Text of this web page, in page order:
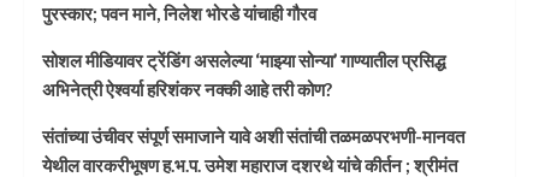
पुरस्कार; पवन माने, निलेश भोरडे यांचाही गौरव
सोशल मीडियावर ट्रेंडिंग असलेल्या ‘माझ्या सोन्या’ गाण्यातील प्रसिद्ध
अभिनेत्री ऐश्वर्या हरिशंकर नक्की आहे तरी कोण?
संतांच्या उंचीवर संपूर्ण समाजाने यावे अशी संतांची तळमळपरभणी-मानवत
येथील वारकरीभूषण ह.भ.प. उमेश महाराज दशरथे यांचे कीर्तन ; श्रीमंत